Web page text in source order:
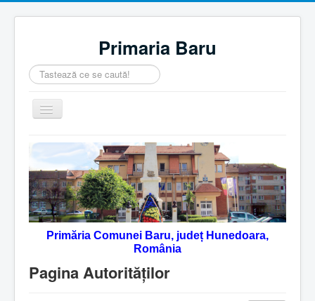
Primaria Baru
Căutare
...
Comută
navigarea
Home
Despre noi
Noutăţi
Contact
Servicii Online
Primăria Comunei Baru, județ Hunedoara,
România
Pagina Autorităţilor